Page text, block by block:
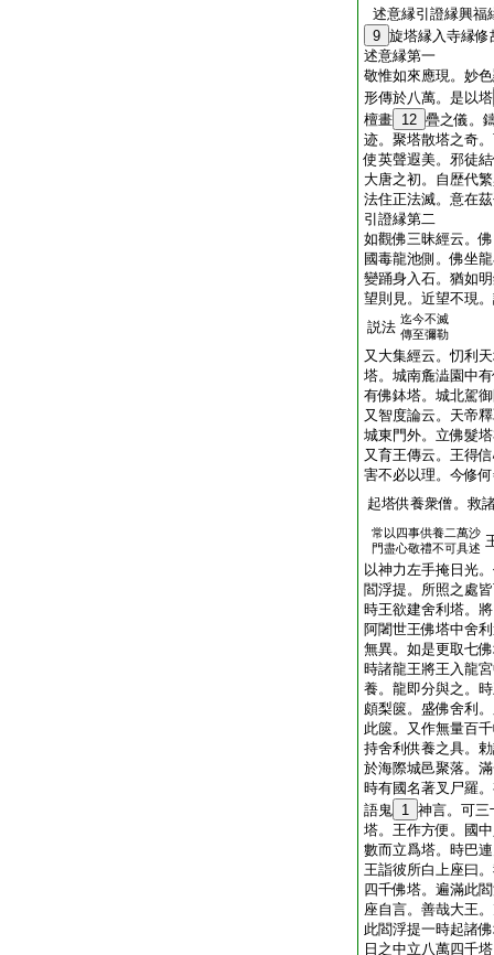
述意縁引證縁興福
9 旋塔縁入寺縁修
述意縁第一
敬惟如來應現。妙
形傳於八萬。是以塔
檀畫 12 疊之儀。
迹。聚塔散塔之奇
使英聲遐美。邪徒
大唐之初。自歴代
法住正法滅。意在
引證縁第二
如觀佛三昧經云。
國毒龍池側。佛坐
變踊身入石。猶如
望則見。近望不現
説法 迄今不滅
傳至彌勒
又大集經云。忉利
塔。城南麁澁園中
有佛鉢塔。城北駕
又智度論云。天帝
城東門外。立佛髮
又育王傳云。王得
害不必以理。今修
起塔供養衆僧。救
常以四事供養二萬沙
門盡心敬禮不可具述
以神力左手掩日光
閻浮提。所照之處
時王欲建舍利塔。
阿闍世王佛塔中舍
無異。如是更取七
時諸龍王將王入龍
養。龍即分與之。
頗梨篋。盛佛舍利
此篋。又作無量百
持舍利供養之具。
於海際城邑聚落。
時有國名著叉尸羅
語鬼 1 神言。可三
塔。王作方便。國
數而立爲塔。時巴
王詣彼所白上座曰
四千佛塔。遍滿此
座自言。善哉大王
此閻浮提一時起諸
日之中立八萬四千